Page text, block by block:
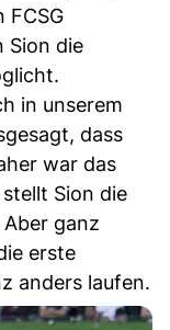
FCSG
Sion die
in unserem
dass
war das
Sion die
Aber ganz
erste
anders laufen.